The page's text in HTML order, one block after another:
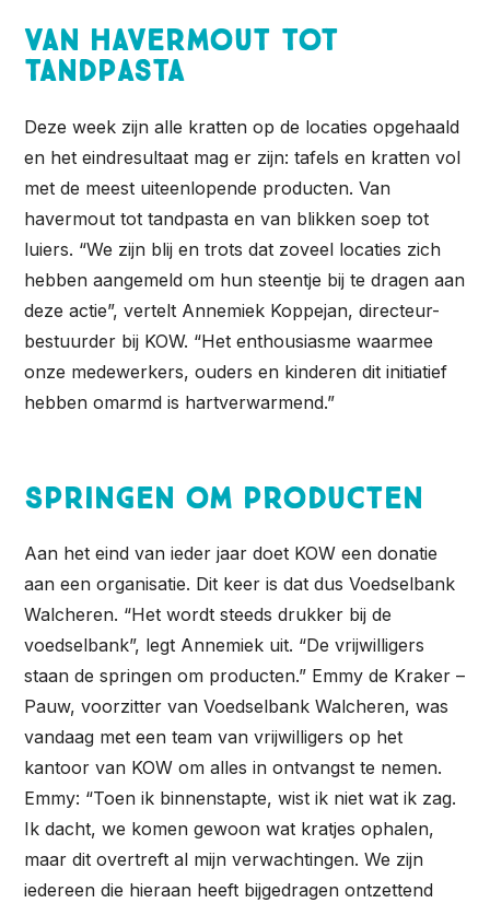
Van havermout tot
tandpasta
Deze week zijn alle kratten op de locaties opgehaald
en het eindresultaat mag er zijn: tafels en kratten vol
met de meest uiteenlopende producten. Van
havermout tot tandpasta en van blikken soep tot
luiers. “We zijn blij en trots dat zoveel locaties zich
hebben aangemeld om hun steentje bij te dragen aan
deze actie”, vertelt Annemiek Koppejan, directeur-
bestuurder bij KOW. “Het enthousiasme waarmee
onze medewerkers, ouders en kinderen dit initiatief
hebben omarmd is hartverwarmend.”
Springen om producten
Aan het eind van ieder jaar doet KOW een donatie
aan een organisatie. Dit keer is dat dus Voedselbank
Walcheren. “Het wordt steeds drukker bij de
voedselbank”, legt Annemiek uit. “De vrijwilligers
staan de springen om producten.” Emmy de Kraker –
Pauw, voorzitter van Voedselbank Walcheren, was
vandaag met een team van vrijwilligers op het
kantoor van KOW om alles in ontvangst te nemen.
Emmy: “Toen ik binnenstapte, wist ik niet wat ik zag.
Ik dacht, we komen gewoon wat kratjes ophalen,
maar dit overtreft al mijn verwachtingen. We zijn
iedereen die hieraan heeft bijgedragen ontzettend